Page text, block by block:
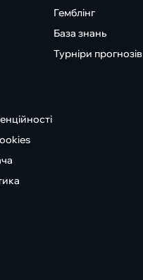
Гемблінг
База знань
Турніри прогнозів